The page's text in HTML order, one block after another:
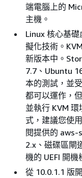
端電腦上的
主機。
Linux 核心基
擬化技術。
新版本中。
7.7、Ubuntu
本的測試，並
都可以運作，
並執行 KVM
式，建議您使
閱提供的
2.x、磁碟區閘
機的 UEFI 開
從 10.0.1.1 版